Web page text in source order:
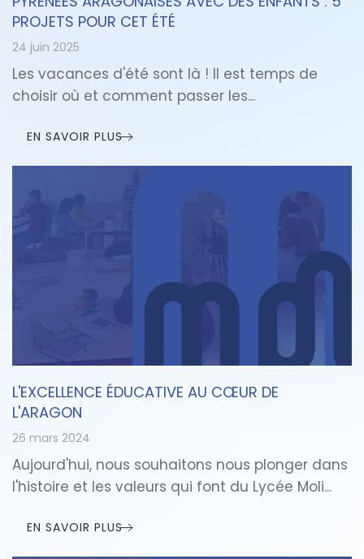
PROJETS POUR CET ÉTÉ
24 juin 2025
Les vacances d'été sont là ! Il est temps de
choisir où et comment passer les...
EN SAVOIR PLUS
L'EXCELLENCE ÉDUCATIVE AU CŒUR DE
L'ARAGON
26 mars 2024
Aujourd'hui, nous souhaitons nous plonger dans
l'histoire et les valeurs qui font du Lycée Moli...
EN SAVOIR PLUS